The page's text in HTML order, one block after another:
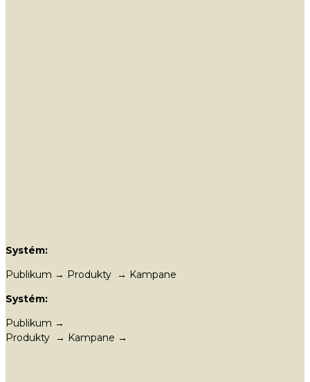
Systém:
Publikum → Produkty → Kampane
Systém:
Publikum →
Produkty → Kampane →